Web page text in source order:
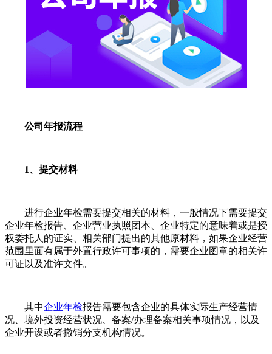
公司年报流程
1、提交材料
进行企业年检需要提交相关的材料，一般情况下需要提交
企业年检报告、企业营业执照团本、企业特定的意味着或是授
权委托人的证实、相关部门提出的其他原材料，如果企业经营
范围里面有属于外置行政许可事项的，需要企业图章的相关许
可证以及准许文件。
其中企业年检报告需要包含企业的具体实际生产经营情
况、境外投资经营状况、备案/办理备案相关事项情况，以及
企业开设或者撤销分支机构情况。